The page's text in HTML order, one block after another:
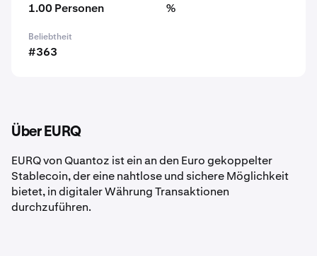
1.00 Personen %
Beliebtheit
#363
Über EURQ
EURQ von Quantoz ist ein an den Euro gekoppelter
Stablecoin, der eine nahtlose und sichere Möglichkeit
bietet, in digitaler Währung Transaktionen
durchzuführen.